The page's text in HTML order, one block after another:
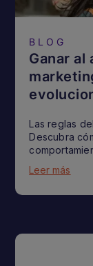
BLOG
Ganar al
Las reglas
Descubra
Leer más